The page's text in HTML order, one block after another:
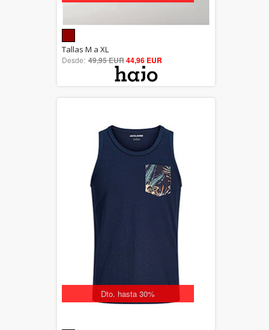
out of 5
Tallas M a XL
Desde: 49,95 EUR44,96 EUR
Dto. hasta 30%